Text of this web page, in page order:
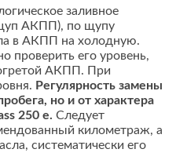
заливное
АКПП), по щупу
в АКПП на холодную.
проверить его уровень,
АКПП. При
Регулярность замены
но и от характера
250 e. Следует
километраж, а
систематически его